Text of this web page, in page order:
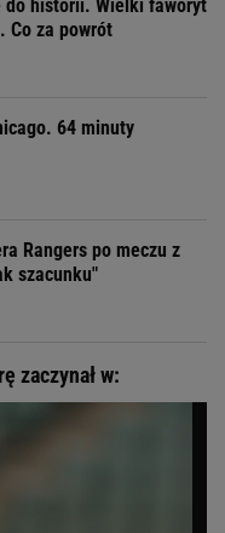
do historii. Wielki faworyt
Co za powrót
64 minuty
Rangers po meczu z
szacunku"
zaczynał w: